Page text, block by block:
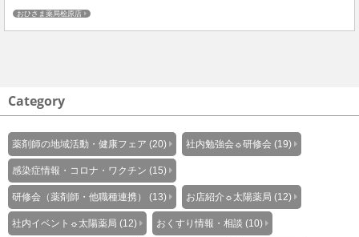
おひさま薬局桧原店
Category
薬剤師の地域活動・健康フェア (20) 社内勉強会☼研修会 (19)
感染症情報・コロナ・ワクチン (15)
研修会（薬剤師・他職種連携） (13) お店紹介☼太陽薬局 (12)
社内イベント☼太陽薬局 (12) おくすり情報・相談 (10)